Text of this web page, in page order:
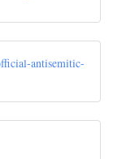
antisemitic-